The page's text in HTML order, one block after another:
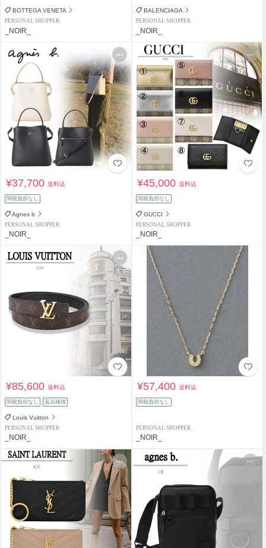
BOTTEGA VENETA
PERSONAL SHOPPER
_NOIR_
BALENCIAGA
PERSONAL SHOPPER
_NOIR_
¥37,700送料込
関税負担なし
Agnes b
PERSONAL SHOPPER
_NOIR_
¥45,000送料込
関税負担なし
GUCCI
PERSONAL SHOPPER
_NOIR_
¥85,600送料込
関税負担なし 返品補償
Louis Vuitton
PERSONAL SHOPPER
_NOIR_
¥57,400送料込
関税負担なし
PERSONAL SHOPPER
_NOIR_